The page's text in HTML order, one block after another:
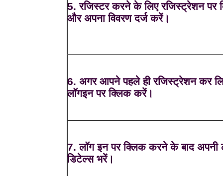
5. रजिस्टर करने के लिए रजिस्ट्रेशन पर
और अपना विवरण दर्ज करें।
6. अगर आपने पहले ही रजिस्ट्रेशन कर
लॉगइन पर क्लिक करें।
7. लॉग इन पर क्लिक करने के बाद अपनी
डिटेल्स भरें।